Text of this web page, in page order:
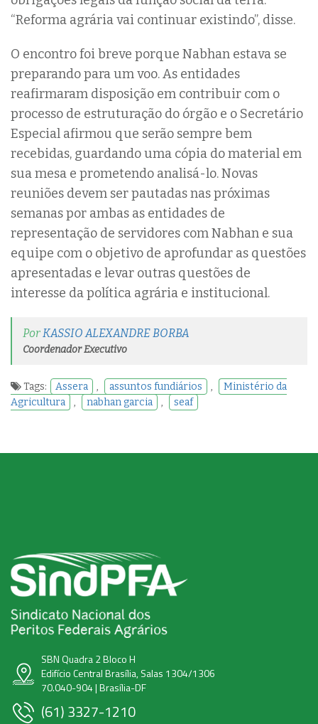
“Reforma agrária vai continuar existindo”, disse.
O encontro foi breve porque Nabhan estava se
preparando para um voo. As entidades
reafirmaram disposição em contribuir com o
processo de estruturação do órgão e o Secretário
Especial afirmou que serão sempre bem
recebidas, guardando uma cópia do material em
sua mesa e prometendo analisá-lo. Novas
reuniões devem ser pautadas nas próximas
semanas por ambas as entidades de
representação de servidores com Nabhan e sua
equipe com o objetivo de aprofundar as questões
apresentadas e levar outras questões de
interesse da política agrária e institucional.
PorKASSIO ALEXANDRE BORBA
Coordenador Executivo
Tags: Assera , assuntos fundiários ,
Ministério da
Agricultura
, nabhan garcia , seaf
SBN Quadra 2 Bloco H
Edifício Central Brasília, Salas 1304/1306
70.040-904 | Brasília-DF
(61) 3327-1210